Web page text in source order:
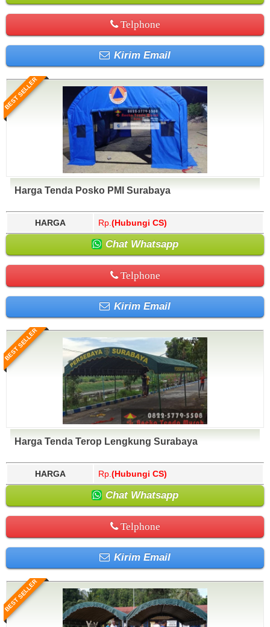
Telphone
Kirim Email
BEST SELLER
Harga Tenda Posko PMI Surabaya
HARGA Rp. (Hubungi CS)
Chat Whatsapp
Telphone
Kirim Email
BEST SELLER
Harga Tenda Terop Lengkung Surabaya
HARGA Rp. (Hubungi CS)
Chat Whatsapp
Telphone
Kirim Email
BEST SELLER